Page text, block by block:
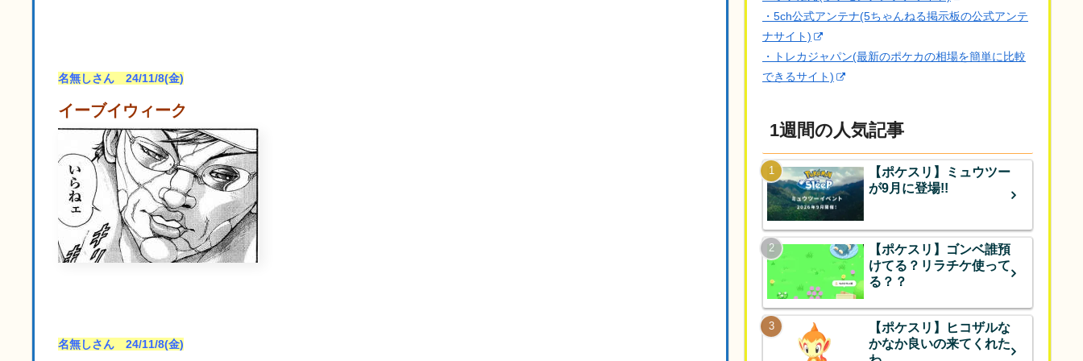
名無しさん 24/11/8(金)
イーブイウィーク
名無しさん 24/11/8(金)
・5ch公式アンテナ(5ちゃんねる掲示板の公式アンテ
ナサイト)
・トレカジャパン(最新のポケカの相場を簡単に比較
できるサイト)
1週間の人気記事
【ポケスリ】ミュウツー
が9月に登場!!
【ポケスリ】ゴンベ誰預
けてる？リラチケ使って
る？？
【ポケスリ】ヒコザルな
かなか良いの来てくれた